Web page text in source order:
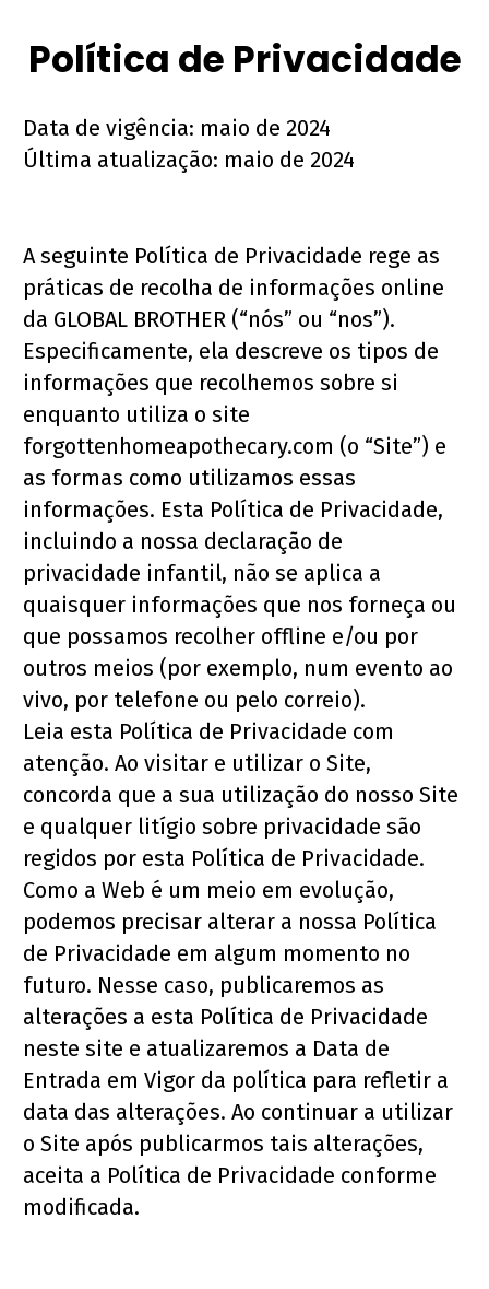
Política de Privacidade
Data de vigência: maio de 2024
Última atualização: maio de 2024
A seguinte Política de Privacidade rege as
práticas de recolha de informações online
da GLOBAL BROTHER (“nós” ou “nos”).
Especificamente, ela descreve os tipos de
informações que recolhemos sobre si
enquanto utiliza o site
forgottenhomeapothecary.com (o “Site”) e
as formas como utilizamos essas
informações. Esta Política de Privacidade,
incluindo a nossa declaração de
privacidade infantil, não se aplica a
quaisquer informações que nos forneça ou
que possamos recolher offline e/ou por
outros meios (por exemplo, num evento ao
vivo, por telefone ou pelo correio).
Leia esta Política de Privacidade com
atenção. Ao visitar e utilizar o Site,
concorda que a sua utilização do nosso Site
e qualquer litígio sobre privacidade são
regidos por esta Política de Privacidade.
Como a Web é um meio em evolução,
podemos precisar alterar a nossa Política
de Privacidade em algum momento no
futuro. Nesse caso, publicaremos as
alterações a esta Política de Privacidade
neste site e atualizaremos a Data de
Entrada em Vigor da política para refletir a
data das alterações. Ao continuar a utilizar
o Site após publicarmos tais alterações,
aceita a Política de Privacidade conforme
modificada.